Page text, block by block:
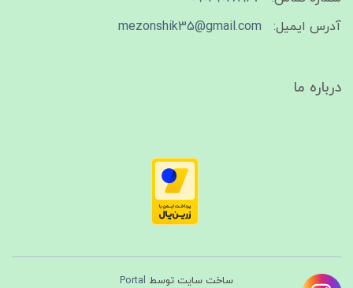
آدرس ایمیل:
mezonshik35@gmail.com
درباره ما
ساخت سایت توسط Portal